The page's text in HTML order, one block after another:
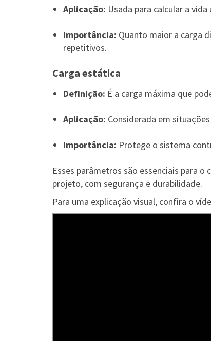
Aplicação: Usada para calcular a
Importância: Quanto maior a carga
repetitivos.
Carga estática
Definição: É a carga máxima que
Aplicação: Considerada em
Importância: Protege o sistema
Esses parâmetros são essenciais para
projeto, com segurança e durabilidade.
Para uma explicação visual, confira o